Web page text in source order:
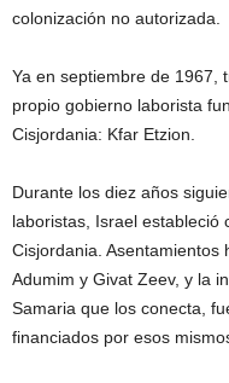
colonización no autorizada.
Ya en septiembre de 1967,
propio gobierno laborista
Cisjordania: Kfar Etzion.
Durante los diez años
laboristas, Israel estableció
Cisjordania. Asentamientos
Adumim y Givat Zeev, y la
Samaria que los conecta,
financiados por esos